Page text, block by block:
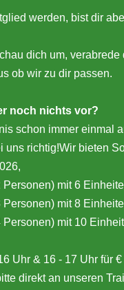
werden, bist dir
dich um, verabrede
ob wir zu dir passen.
noch nichts vor?
schon immer einmal
uns richtig!Wir bieten
Personen) mit 6
Personen) mit 8
Personen) mit 10
Uhr & 16 - 17 Uhr für €
direkt an unseren